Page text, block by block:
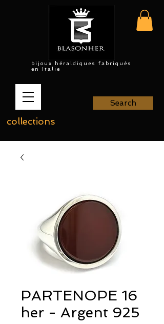
bijoux héraldiques fabriqués
en Italie
collections
Search
PARTENOPE 16
her - Argent 925